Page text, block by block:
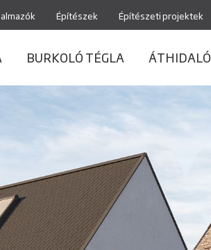
Építészek Építészeti projektek
BURKOLÓ TÉGLA ÁTHIDALÓ